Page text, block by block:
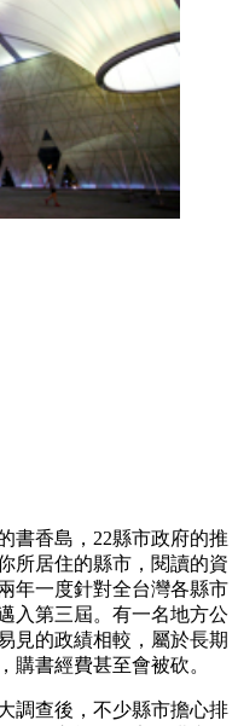
書香島，22縣市政府的推
所居住的縣市，閱讀的資
年一度針對全台灣各縣市
入第三屆。有一名地方公
見的政績相較，屬於長期
購書經費甚至會被砍。
調查後，不少縣市擔心排